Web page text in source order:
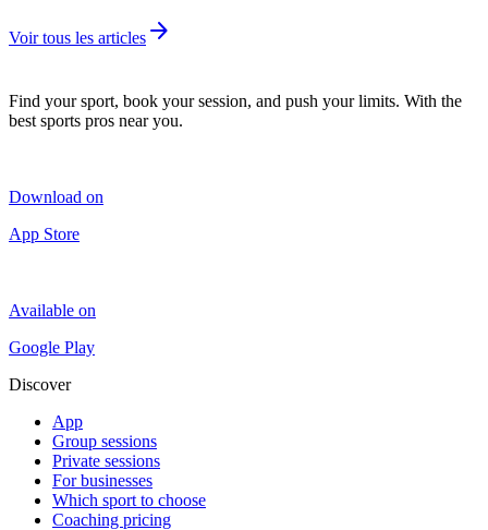
Voir tous les articles arrow_forward
Find your sport, book your session, and push your limits. With the
best sports pros near you.
Download on
App Store
Available on
Google Play
Discover
App
Group sessions
Private sessions
For businesses
Which sport to choose
Coaching pricing